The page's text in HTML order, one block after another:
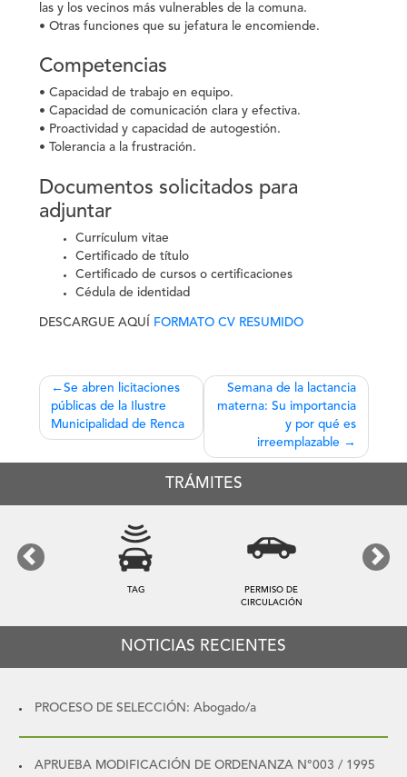
las y los vecinos más vulnerables de la comuna.
• Otras funciones que su jefatura le encomiende.
Competencias
• Capacidad de trabajo en equipo.
• Capacidad de comunicación clara y efectiva.
• Proactividad y capacidad de autogestión.
• Tolerancia a la frustración.
Documentos solicitados para
adjuntar
Currículum vitae
Certificado de título
Certificado de cursos o certificaciones
Cédula de identidad
DESCARGUE AQUÍ FORMATO CV RESUMIDO
Navegación
de
Se abren licitaciones
públicas de la Ilustre
Municipalidad de Renca
Semana de la lactancia
materna: Su importancia
y por qué es
irreemplazable
TRÁMITES
TAG
PERMISO DE
CIRCULACIÓN
Previous Next
NOTICIAS RECIENTES
PROCESO DE SELECCIÓN: Abogado/a
APRUEBA MODIFICACIÓN DE ORDENANZA N°003 / 1995